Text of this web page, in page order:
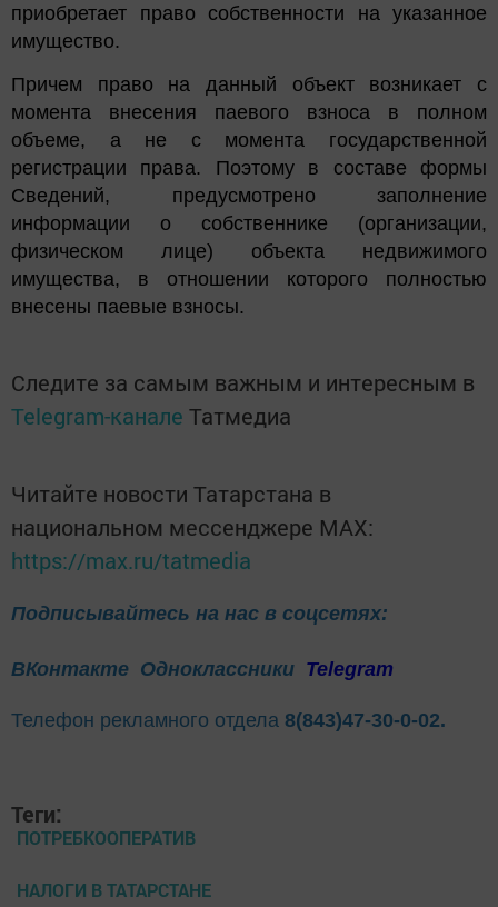
приобретает право собственности на указанное
имущество.
Причем право на данный объект возникает с
момента внесения паевого взноса в полном
объеме, а не с момента государственной
регистрации права. Поэтому в составе формы
Сведений, предусмотрено заполнение
информации о собственнике (организации,
физическом лице) объекта недвижимого
имущества, в отношении которого полностью
внесены паевые взносы.
Следите за самым важным и интересным в
Telegram-канале Татмедиа
Читайте новости Татарстана в
национальном мессенджере MАХ:
https://max.ru/tatmedia
Подписывайтесь на нас в соцсетях:
ВКонтакте Одноклассники Telegram
Телефон рекламного отдела 8(843)47-30-0-02.
Теги:
ПОТРЕБКООПЕРАТИВ
НАЛОГИ В ТАТАРСТАНЕ